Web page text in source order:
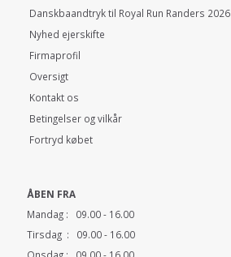
Danskbaandtryk til Royal Run Randers 2026
Nyhed ejerskifte
Firmaprofil
Oversigt
Kontakt os
Betingelser og vilkår
Fortryd købet
ÅBEN FRA
Mandag : 09.00 - 16.00
Tirsdag : 09.00 - 16.00
Onsdag : 09.00 - 16.00